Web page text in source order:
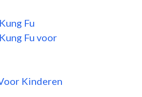
Fu
Fu voor
Kinderen